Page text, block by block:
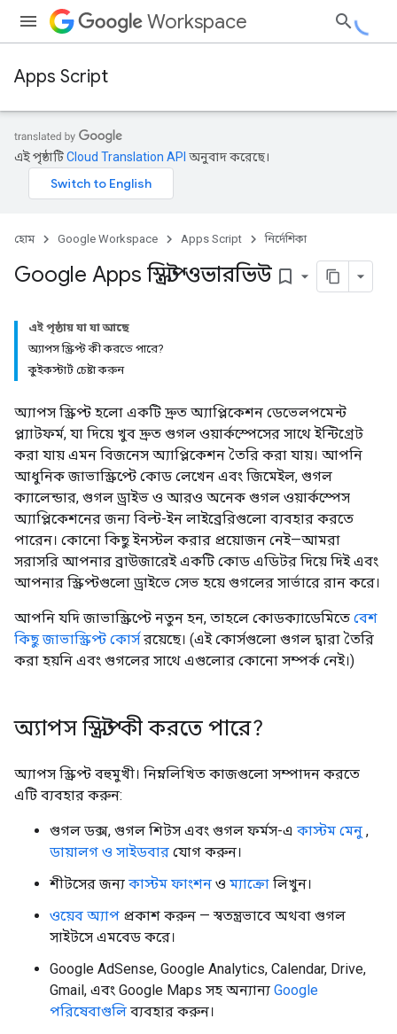
Workspace
Apps Script
এই পৃষ্ঠাটিCloud Translation API অনুবাদ করেছে।
হোম Google Workspace Apps Script নির্দেশিকা
Google Apps স্ক্রিপ্ট ওভারভিউ bookmark_border
এই পৃষ্ঠায় যা যা আছে
অ্যাপস স্ক্রিপ্ট কী করতে পারে?
কুইকস্টার্ট চেষ্টা করুন
অ্যাপস স্ক্রিপ্ট হলো একটি দ্রুত অ্যাপ্লিকেশন ডেভেলপমেন্ট
প্ল্যাটফর্ম, যা দিয়ে খুব দ্রুত গুগল ওয়ার্কস্পেসের সাথে ইন্টিগ্রেট
করা যায় এমন বিজনেস অ্যাপ্লিকেশন তৈরি করা যায়। আপনি
আধুনিক জাভাস্ক্রিপ্টে কোড লেখেন এবং জিমেইল, গুগল
ক্যালেন্ডার, গুগল ড্রাইভ ও আরও অনেক গুগল ওয়ার্কস্পেস
অ্যাপ্লিকেশনের জন্য বিল্ট-ইন লাইব্রেরিগুলো ব্যবহার করতে
পারেন। কোনো কিছু ইনস্টল করার প্রয়োজন নেই—আমরা
সরাসরি আপনার ব্রাউজারেই একটি কোড এডিটর দিয়ে দিই এবং
আপনার স্ক্রিপ্টগুলো ড্রাইভে সেভ হয়ে গুগলের সার্ভারে রান করে।
আপনি যদি জাভাস্ক্রিপ্টে নতুন হন, তাহলে কোডক্যাডেমিতে বেশ
কিছু জাভাস্ক্রিপ্ট কোর্স রয়েছে। (এই কোর্সগুলো গুগল দ্বারা তৈরি
করা হয়নি এবং গুগলের সাথে এগুলোর কোনো সম্পর্ক নেই।)
অ্যাপস স্ক্রিপ্ট কী করতে পারে?
অ্যাপস স্ক্রিপ্ট বহুমুখী। নিম্নলিখিত কাজগুলো সম্পাদন করতে
এটি ব্যবহার করুন:
গুগল ডক্স, গুগল শিটস এবং গুগল ফর্মস-এ কাস্টম মেনু ,
ডায়ালগ ও সাইডবার যোগ করুন।
শীটসের জন্য কাস্টম ফাংশন ও ম্যাক্রো লিখুন।
ওয়েব অ্যাপ প্রকাশ করুন — স্বতন্ত্রভাবে অথবা গুগল
সাইটসে এমবেড করে।
Google AdSense, Google Analytics, Calendar, Drive,
Gmail, এবং Google Maps সহ অন্যান্য Google
পরিষেবাগুলি ব্যবহার করুন।